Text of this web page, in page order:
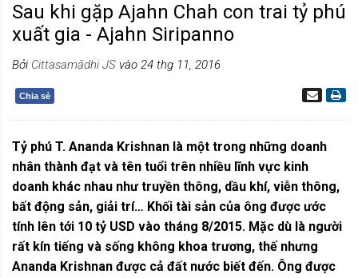
Sau khi gặp Ajahn Chah con trai tỷ phú
xuất gia - Ajahn Siripanno
Bởi Cittasamādhi JS vào 24 thg 11, 2016
Chia sẻ
Tỷ phú T. Ananda Krishnan là một trong những doanh
nhân thành đạt và tên tuổi trên nhiều lĩnh vực kinh
doanh khác nhau như truyền thông, dầu khí, viễn thông,
bất động sản, giải trí… Khối tài sản của ông được ước
tính lên tới 10 tỷ USD vào tháng 8/2015. Mặc dù là người
rất kín tiếng và sống không khoa trương, thế nhưng
Ananda Krishnan được cả đất nước biết đến. Ông được